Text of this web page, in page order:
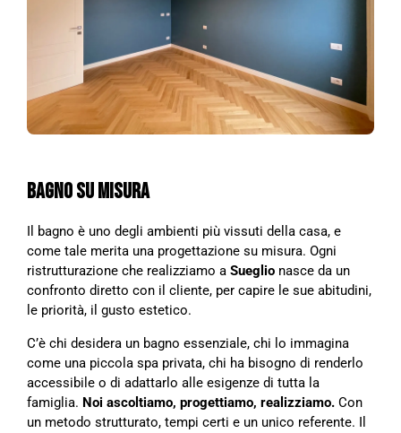
BAGNO SU MISURA
Il bagno è uno degli ambienti più vissuti della casa, e
come tale merita una progettazione su misura. Ogni
ristrutturazione che realizziamo a Sueglio nasce da un
confronto diretto con il cliente, per capire le sue abitudini,
le priorità, il gusto estetico.
C’è chi desidera un bagno essenziale, chi lo immagina
come una piccola spa privata, chi ha bisogno di renderlo
accessibile o di adattarlo alle esigenze di tutta la
famiglia. Noi ascoltiamo, progettiamo, realizziamo. Con
un metodo strutturato, tempi certi e un unico referente. Il